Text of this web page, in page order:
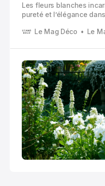
Les fleurs blanches
pureté et l’élégance
incomparable aux
les autres floraisons
Le Mag Déco Le